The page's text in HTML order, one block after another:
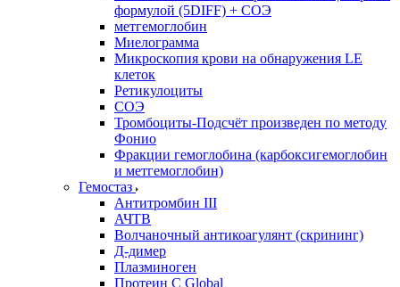
формулой (5DIFF) + СОЭ
метгемоглобин
Миелограмма
Микроскопия крови на обнаружения LE
клеток
Ретикулоциты
СОЭ
Тромбоциты-Подсчёт произведен по методу
Фонио
Фракции гемоглобина (карбоксигемоглобин
и метгемоглобин)
Гемостаз
Антитромбин III
АЧТВ
Волчаночный антикоагулянт (скрининг)
Д-димер
Плазминоген
Протеин C Global